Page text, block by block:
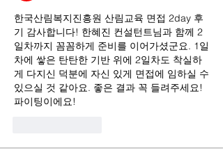
한국산림복지진흥원 산림교육 면접 2day 후
기 감사합니다! 한혜진 컨설턴트님과 함께 2
일차까지 꼼꼼하게 준비를 이어가셨군요. 1일
차에 쌓은 탄탄한 기반 위에 2일차도 착실하
게 다지신 덕분에 자신 있게 면접에 임하실 수
있으실 것 같아요. 좋은 결과 꼭 들려주세요!
파이팅이에요!